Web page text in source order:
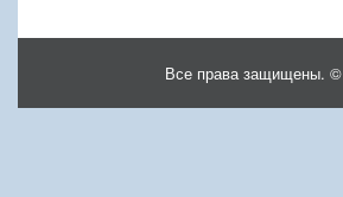
Все права защищены. ©